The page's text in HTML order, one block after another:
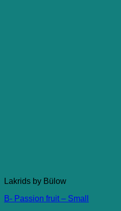
Lakrids by Bülow
B- Passion fruit – Small